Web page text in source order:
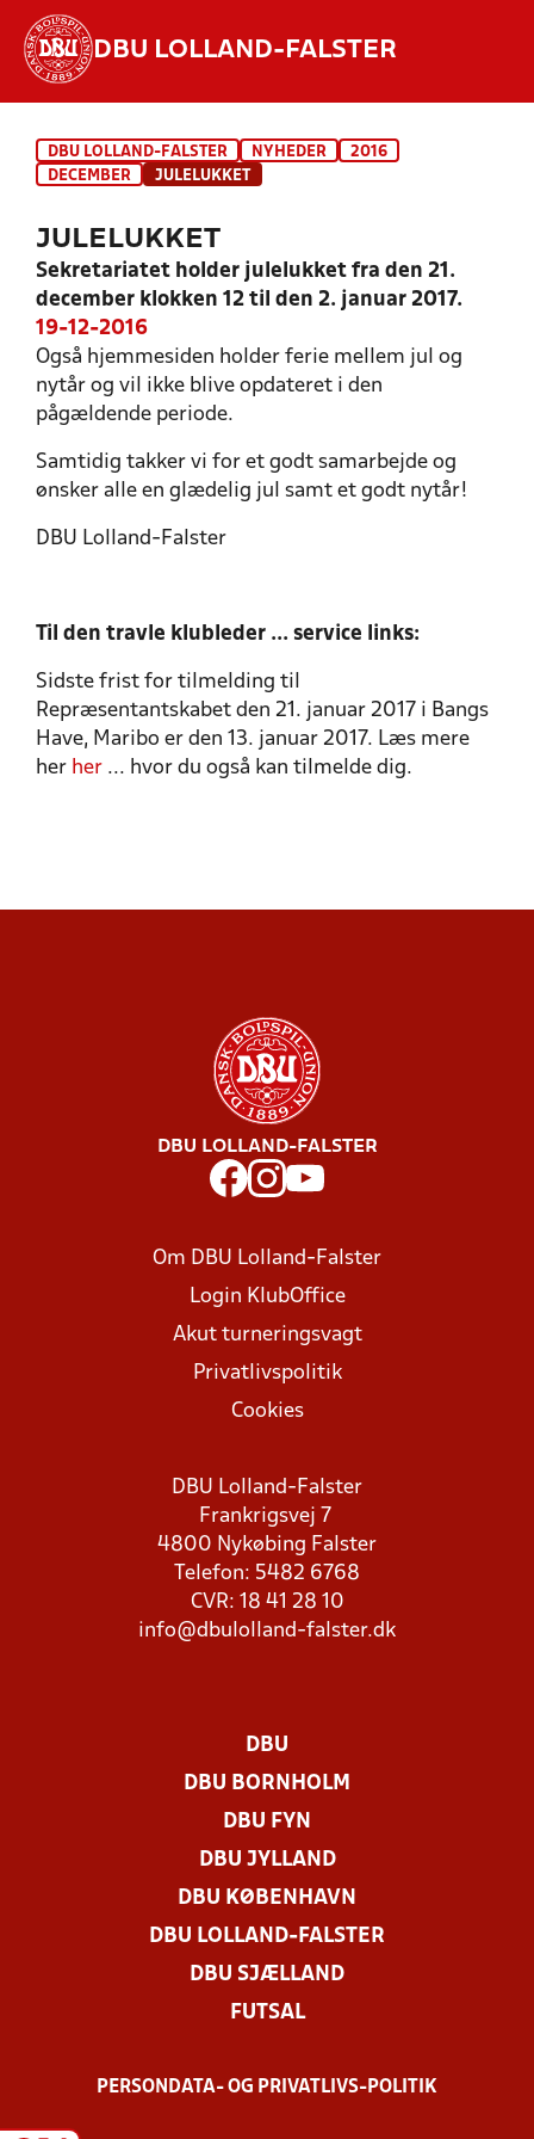
DBU LOLLAND-FALSTER
INDHOLD OG NYHEDER
DBU LOLLAND-FALSTER NYHEDER
2016
DECEMBER
JULELUKKET
JULELUKKET
Sekretariatet holder julelukket fra den 21.
december klokken 12 til den 2. januar 2017.
19-12-2016
Også hjemmesiden holder ferie mellem jul og
nytår og vil ikke blive opdateret i den
pågældende periode.
Samtidig takker vi for et godt samarbejde og
ønsker alle en glædelig jul samt et godt nytår!
DBU Lolland-Falster
Til den travle klubleder ... service links:
Sidste frist for tilmelding til
Repræsentantskabet den 21. januar 2017 i Bangs
Have, Maribo er den 13. januar 2017. Læs mere
her her ... hvor du også kan tilmelde dig.
DBU LOLLAND-FALSTER
Om DBU Lolland-Falster
Login KlubOffice
Akut turneringsvagt
Privatlivspolitik
Cookies
DBU Lolland-Falster
Frankrigsvej 7
4800 Nykøbing Falster
Telefon: 5482 6768
CVR: 18 41 28 10
info@dbulolland-falster.dk
DBU
DBU BORNHOLM
DBU FYN
DBU JYLLAND
DBU KØBENHAVN
DBU LOLLAND-FALSTER
DBU SJÆLLAND
FUTSAL
PERSONDATA- OG PRIVATLIVS-POLITIK